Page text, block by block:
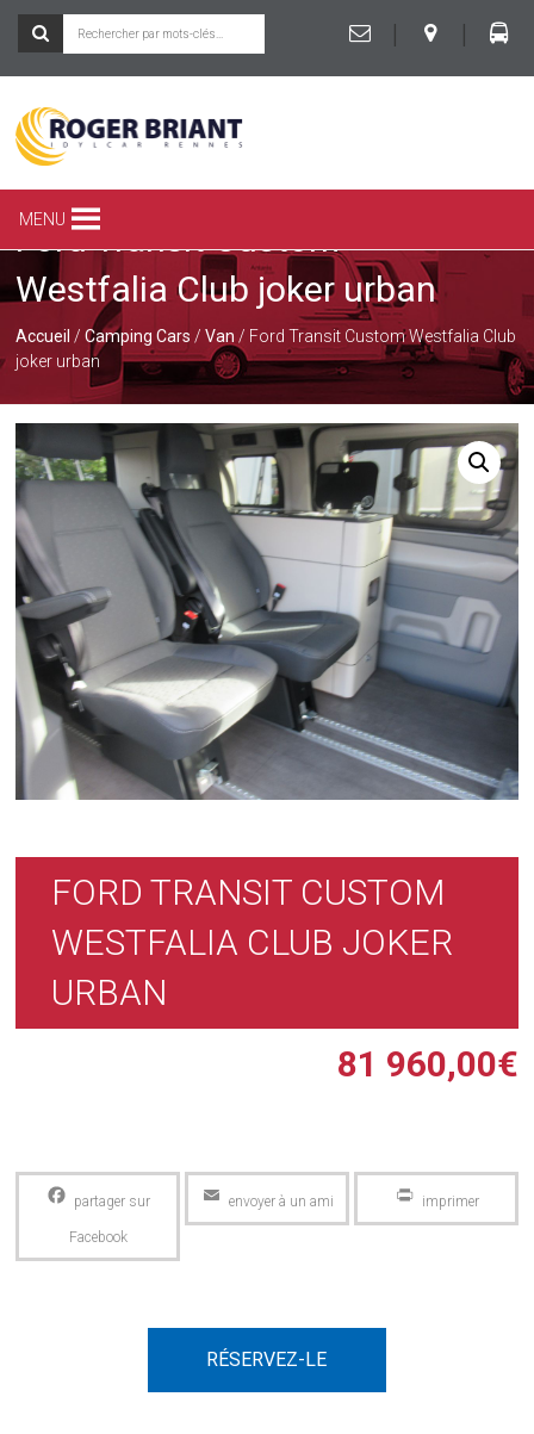
|
|
ROGER
BRIANT
SPÉCIALISTE
CAR
ET
DE
LA
CARAVANE
RENNES
MENU
Ford Transit Custom
Westfalia Club joker urban
Accueil /Camping Cars /Van / Ford Transit Custom Westfalia Club
joker urban
FORD TRANSIT CUSTOM
WESTFALIA CLUB JOKER
URBAN
81 960,00€
Facebook Email PrintFriendly
RÉSERVEZ-LE